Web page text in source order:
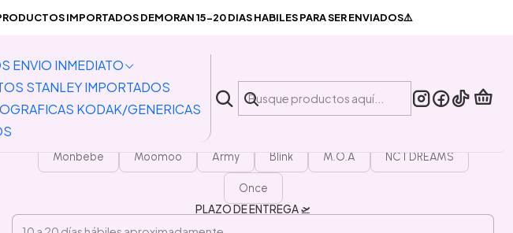
ENVIO INMEDIATO
STANLEY IMPORTADOS
KODAK/GENERICAS
IMPORTADOS DEMORAN 15-20 DIAS HABILES PARA SER ENVIADOS⚠️
Pins Preventa Pin Fandom's kpop
Preventa Pin Fandom's kpop
Monbebe Moomoo Army Blink M.O.A NCTDREAMS
Once
PLAZO DE ENTREGA 🛫